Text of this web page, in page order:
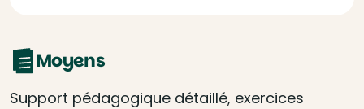
Moyens
Support pédagogique détaillé, exercices